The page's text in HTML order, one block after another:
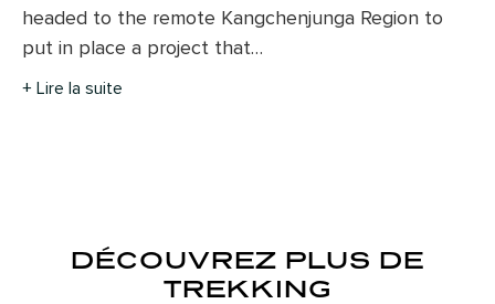
headed to the remote Kangchenjunga Region to
put in place a project that…
+ Lire la suite
DÉCOUVREZ PLUS DE
TREKKING